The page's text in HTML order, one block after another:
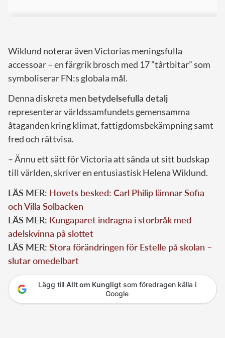
Wiklund noterar även Victorias meningsfulla
accessoar – en färgrik brosch med 17 ”tårtbitar” som
symboliserar FN:s globala mål.
Denna diskreta men betydelsefulla detalj
representerar världssamfundets gemensamma
åtaganden kring klimat, fattigdomsbekämpning samt
fred och rättvisa.
– Ännu ett sätt för Victoria att sända ut sitt budskap
till världen, skriver en entusiastisk Helena Wiklund.
LÄS MER: Hovets besked: Carl Philip lämnar Sofia
och Villa Solbacken
LÄS MER: Kungaparet indragna i storbråk med
adelskvinna på slottet
LÄS MER: Stora förändringen för Estelle på skolan –
slutar omedelbart
Lägg till Allt om Kungligtsom föredragen källa i
Google